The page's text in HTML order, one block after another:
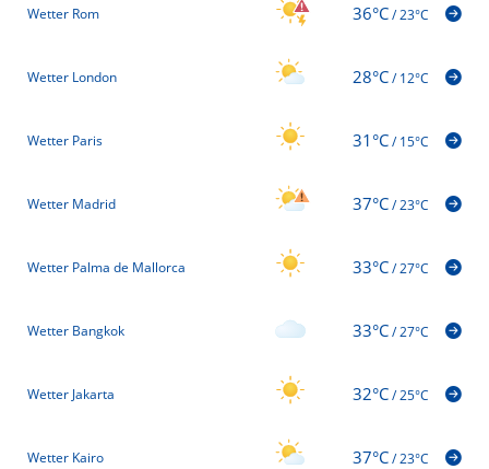
Wetter Rom 36°C/23°C
Wetter London 28°C/12°C
Wetter Paris 31°C/15°C
Wetter Madrid 37°C/23°C
Wetter Palma de Mallorca 33°C/27°C
Wetter Bangkok 33°C/27°C
Wetter Jakarta 32°C/25°C
Wetter Kairo 37°C/23°C